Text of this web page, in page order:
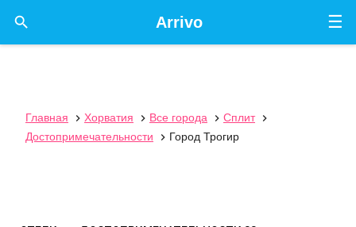
☰
Arrivo

Главная  Хорватия  Все города  Сплит

Достопримечательности
 Город Трогир